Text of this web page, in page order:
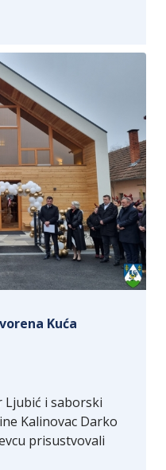
Kuća
Ljubić i saborski
Kalinovac Darko
prisustvovali